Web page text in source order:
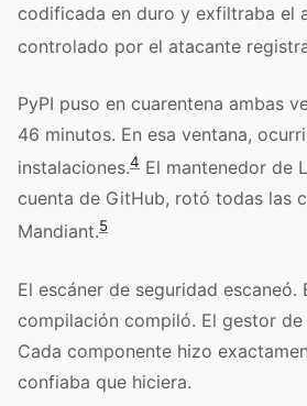
codificada en duro y exfiltraba el
controlado por el atacante
PyPI puso en cuarentena ambas
46 minutos. En esa ventana,
instalaciones.4 El mantenedor de
cuenta de GitHub, rotó todas las
Mandiant.5
El escáner de seguridad escaneó.
compilación compiló. El gestor
Cada componente hizo
confiaba que hiciera.